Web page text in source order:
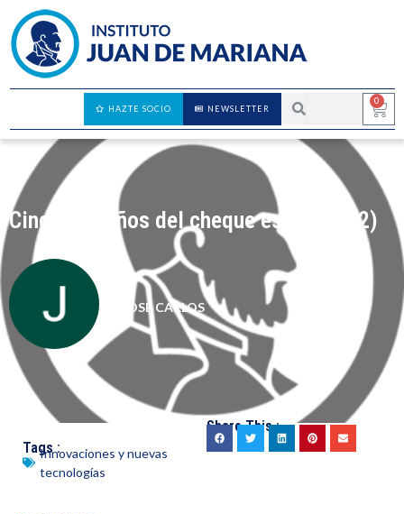
0
NEWSLETTER
HAZTE SOCIO
Cincuenta años del cheque escolar (y 2)
JOSÉ CARLOS
Tags :Innovaciones y nuevas
tecnologías
Share This :